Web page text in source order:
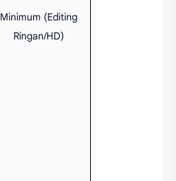
Minimum (Editing
Ringan/HD)